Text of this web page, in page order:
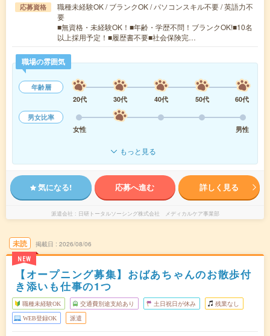
応募資格
職種未経験OK / ブランクOK / パソコンスキル不要 / 英語力不
要
■無資格・未経験OK！■年齢・学歴不問！ブランクOK!■10名
以上採用予定！■履歴書不要■社会保険完…
職場の雰囲気
年齢層
20代
30代 40代 50代
60代
男女比率
女性
男性
もっと見る
気になる! 応募へ進む 詳しく見る
派遣会社 日研トータルソーシング株式会社 メディカルケア事業部
未読
NEW
掲載日 2026/08/06
【オープニング募集】おばあちゃんのお散歩付
き添いも仕事の1つ
職種未経験OK 交通費別途支給あり 土日祝日が休み 残業なし
WEB登録OK 派遣